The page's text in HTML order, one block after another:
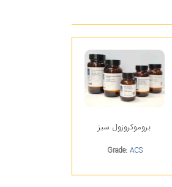
بروموکروزول سبز
Grade: ACS